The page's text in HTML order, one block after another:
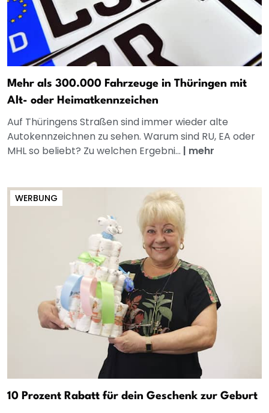
Mehr als 300.000 Fahrzeuge in Thüringen mit
Alt- oder Heimatkennzeichen
Auf Thüringens Straßen sind immer wieder alte
Autokennzeichnen zu sehen. Warum sind RU, EA oder
MHL so beliebt? Zu welchen Ergebni... | mehr
WERBUNG
10 Prozent Rabatt für dein Geschenk zur Geburt